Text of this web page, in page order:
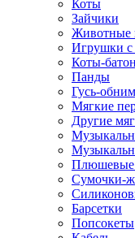
Коты
Зайчики
Животные
Игрушки с
Коты-
Панды
Гусь-
Мягкие
Другие
Плюшевые
Сумочки-
Барсетки
Попсокеты